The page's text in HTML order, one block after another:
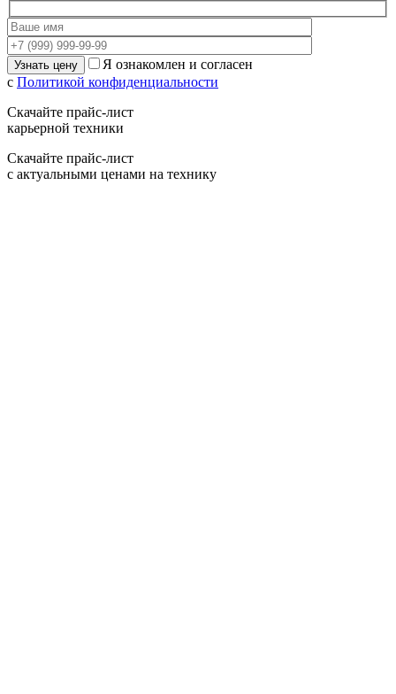
Я ознакомлен и согласен
с Политикой конфиденциальности
Скачайте прайс-лист
карьерной техники
Скачайте прайс-лист
с актуальными ценами на технику